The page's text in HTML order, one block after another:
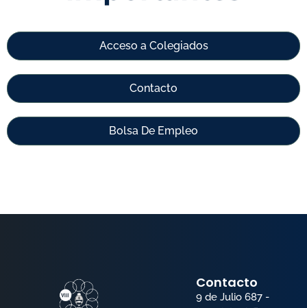
Acceso a Colegiados
Contacto
Bolsa De Empleo
Contacto
9 de Julio 687 -